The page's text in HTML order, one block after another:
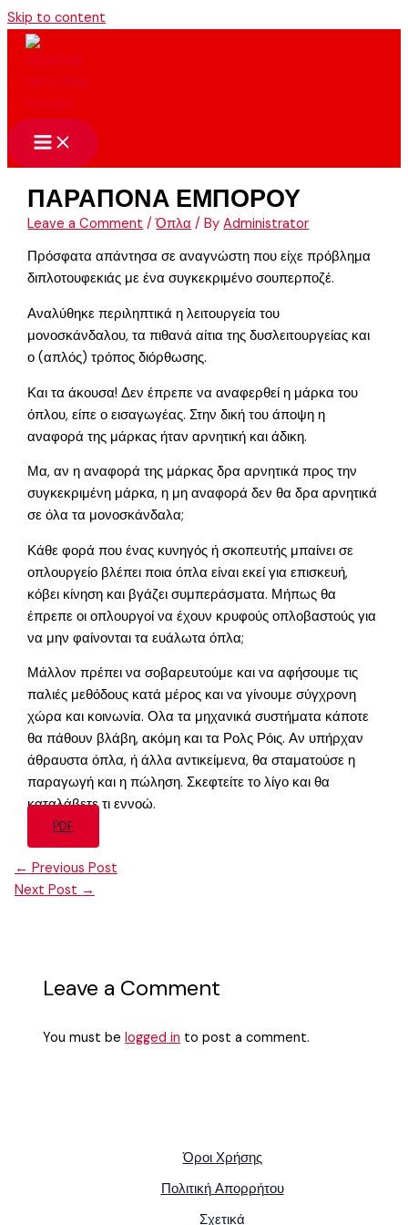
Skip to content
ΠΑΡΑΠΟΝΑ ΕΜΠΟΡΟΥ
Leave a Comment /Όπλα / ByAdministrator
Πρόσφατα απάντησα σε αναγνώστη που είχε πρόβλημα
διπλοτουφεκιάς με ένα συγκεκριμένο σουπερποζέ.
Αναλύθηκε περιληπτικά η λειτουργεία του
μονοσκάνδαλου, τα πιθανά αίτια της δυσλειτουργείας και
ο (απλός) τρόπος διόρθωσης.
Και τα άκουσα! Δεν έπρεπε να αναφερθεί η μάρκα του
όπλου, είπε ο εισαγωγέας. Στην δική του άποψη η
αναφορά της μάρκας ήταν αρνητική και άδικη.
Μα, αν η αναφορά της μάρκας δρα αρνητικά προς την
συγκεκριμένη μάρκα, η μη αναφορά δεν θα δρα αρνητικά
σε όλα τα μονοσκάνδαλα;
Κάθε φορά που ένας κυνηγός ή σκοπευτής μπαίνει σε
οπλουργείο βλέπει ποια όπλα είναι εκεί για επισκευή,
κόβει κίνηση και βγάζει συμπεράσματα. Μήπως θα
έπρεπε οι οπλουργοί να έχουν κρυφούς οπλοβαστούς για
να μην φαίνονται τα ευάλωτα όπλα;
Μάλλον πρέπει να σοβαρευτούμε και να αφήσουμε τις
παλιές μεθόδους κατά μέρος και να γίνουμε σύγχρονη
χώρα και κοινωνία. Ολα τα μηχανικά συστήματα κάποτε
θα πάθουν βλάβη, ακόμη και τα Ρολς Ρόις. Αν υπήρχαν
άθραυστα όπλα, ή άλλα αντικείμενα, θα σταματούσε η
παραγωγή και η πώληση. Σκεφτείτε το λίγο και θα
καταλάβετε τι εννοώ.
PDF
← Previous Post
Next Post →
Leave a Comment
You must belogged in to post a comment.
Όροι Χρήσης
Πολιτική Απορρήτου
Σχετικά